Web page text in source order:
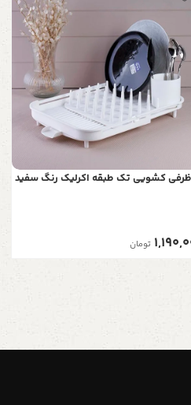
کشویی تک طبقه اکرلیک رنگ سفید
تومان